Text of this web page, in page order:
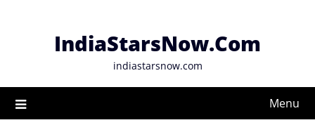
IndiaStarsNow.Com
indiastarsnow.com
Menu